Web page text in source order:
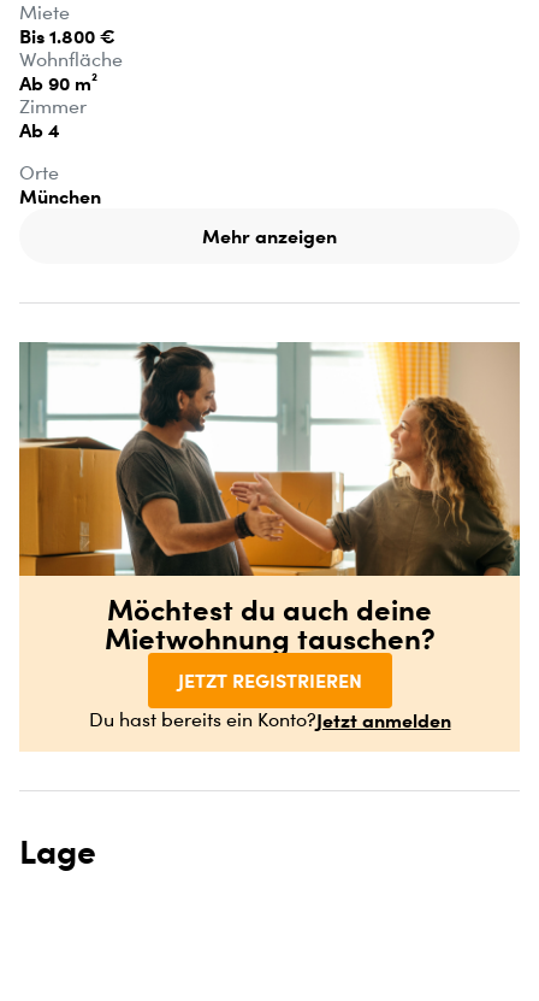
Miete
Bis 1.800 €
Wohnfläche
Ab 90 m²
Zimmer
Ab 4
Orte
München
Mehr anzeigen
Möchtest du auch deine
Mietwohnung tauschen?
JETZT REGISTRIEREN
Du hast bereits ein Konto?Jetzt anmelden
Lage